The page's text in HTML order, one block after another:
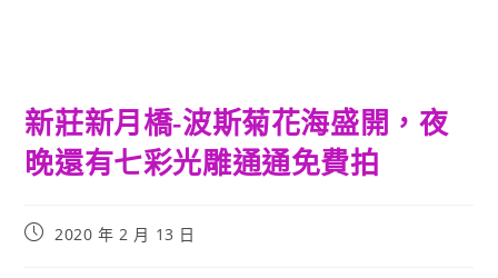
新莊新月橋-波斯菊花海盛開，夜
晚還有七彩光雕通通免費拍
Post2020 年 2 月 13 日